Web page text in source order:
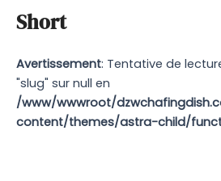
Short
Avertissement: Tentative de
"slug" sur null en
/www/wwwroot/
content/themes/astra-child/